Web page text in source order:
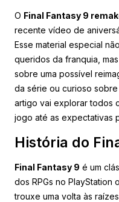
O Final Fantasy 9
recente vídeo de
Esse material especial
queridos da franquia,
sobre uma possível
da série ou curioso
artigo vai explorar todos
jogo até as expectativas
História do
Final Fantasy 9 é um
dos RPGs no PlayStation
trouxe uma volta às